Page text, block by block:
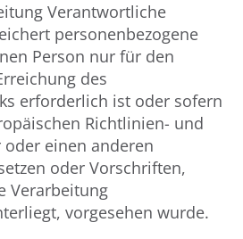
Verantwortliche
personenbezogene
Person nur für den
des
erforderlich ist oder sofern
Richtlinien- und
einen anderen
oder Vorschriften,
Verarbeitung
vorgesehen wurde.